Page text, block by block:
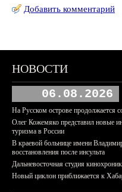
Добавить комментарий
НОВОСТИ
06.08.2026
На Русском острове продолжается
Олег Кожемяко представил новые
туризма в России
В краевой больнице имени
восстановления после инсульта
Дальневосточная студия
Новый циклон приближается к